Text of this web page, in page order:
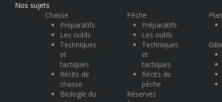
Nos sujets
Chasse
Préparatifs
Les outils
Techniques
et
tactiques
Récits de
chasse
Biologie du
Pêche
Préparatifs
Les outils
Techniques
et
tactiques
Récits de
pêche
Réserves